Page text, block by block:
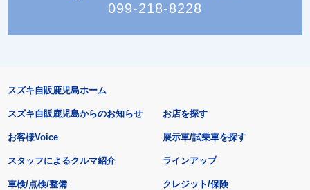
099-218-8228
スズキ自販鹿児島ホーム
スズキ自販鹿児島からのお知らせ
お客様Voice
スタッフによるクルマ紹介
お店を探す
展示車/試乗車を探す
ラインアップ
車検/点検/整備 クレジット/保険